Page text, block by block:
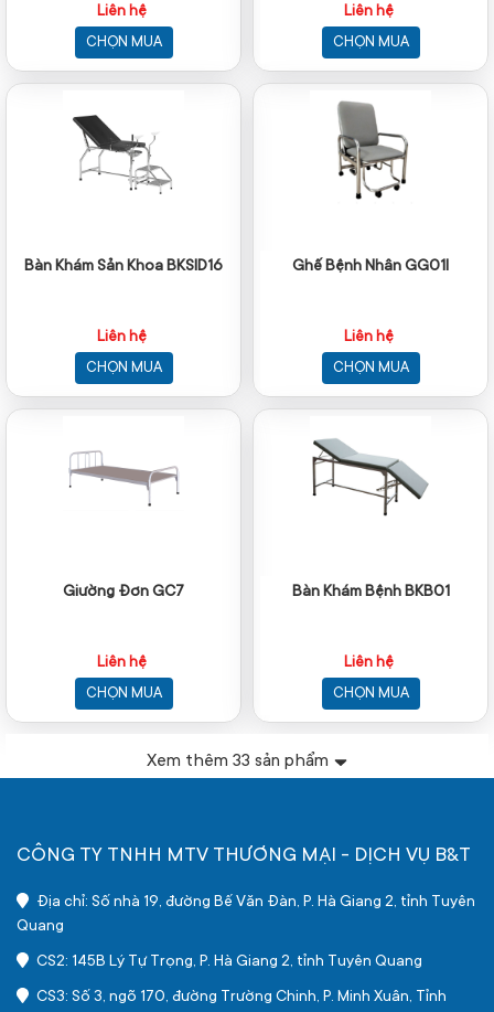
Liên hệ
CHỌN MUA
Liên hệ
CHỌN MUA
Bàn Khám Sản Khoa BKSID16
Liên hệ
CHỌN MUA
Ghế Bệnh Nhân GG01I
Liên hệ
CHỌN MUA
Giường Đơn GC7
Liên hệ
CHỌN MUA
Bàn Khám Bệnh BKB01
Liên hệ
CHỌN MUA
Xem thêm33 sản phẩm
CÔNG TY TNHH MTV THƯƠNG MẠI - DỊCH VỤ B&T
Địa chỉ: Số nhà 19, đường Bế Văn Đàn, P. Hà Giang 2, tỉnh Tuyên
Quang
CS2: 145B Lý Tự Trọng, P. Hà Giang 2, tỉnh Tuyên Quang
CS3: Số 3, ngõ 170, đường Trường Chinh, P. Minh Xuân, Tỉnh